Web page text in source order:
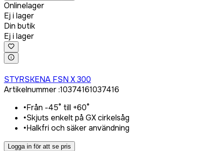
Onlinelager
Ej i lager
Din butik
Ej i lager
STYRSKENA FSN X 300
Artikelnummer:10374161037416
•Från -45° till +60°
•Skjuts enkelt på GX cirkelsåg
•Halkfri och säker användning
Logga in för att se pris